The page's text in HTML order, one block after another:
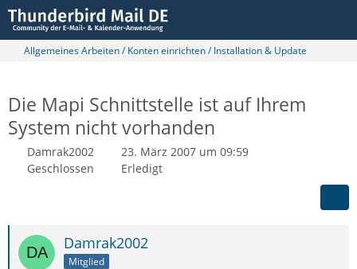
Allgemeines Arbeiten / Konten einrichten / Installation & Update
Die Mapi Schnittstelle ist auf Ihrem
System nicht vorhanden
Damrak2002
23. März 2007 um 09:59
Geschlossen
Erledigt
Damrak2002
Mitglied